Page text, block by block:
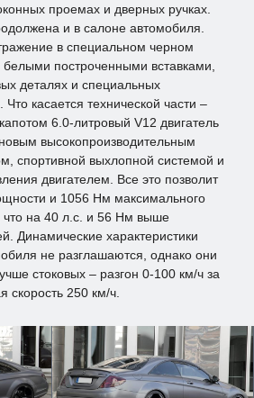
проемах и дверных ручках.
и в салоне автомобиля.
в специальном черном
построченными вставками,
деталях и специальных
касается технической части –
6.0-литровый V12 двигатель
высокопроизводительным
спортивной выхлопной системой и
двигателем. Все это позволит
и 1056 Нм максимального
что на 40 л.с. и 56 Нм выше
Динамические характеристики
не разглашаются, однако они
стоковых – разгон 0-100 км/ч за
скорость 250 км/ч.